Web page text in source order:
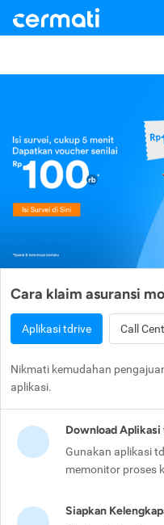
Cara klaim asuransi
Aplikasi tdrive Call
Nikmati kemudahan
aplikasi.
Download
Gunakan aplikasi
memonitor proses
Siapkan